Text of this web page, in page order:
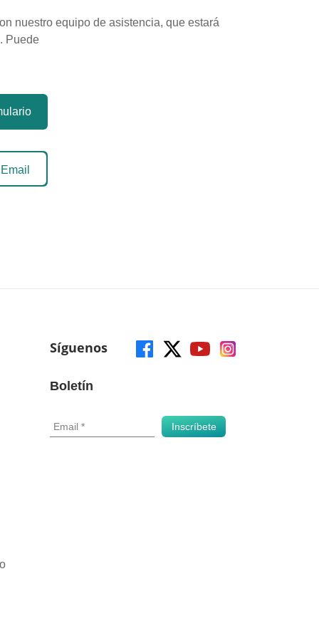
nuestro equipo de asistencia, que estará
Puede
Síguenos
Boletín